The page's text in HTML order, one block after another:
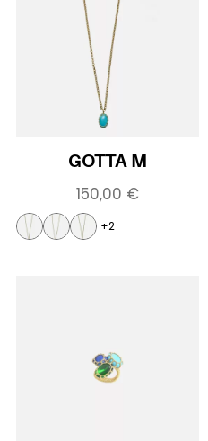
GOTTA M
150,00 €
+2